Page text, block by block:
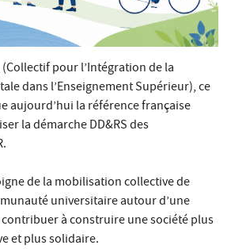
(Collectif pour l’Intégration de la
dans l’Enseignement Supérieur), ce
aujourd’hui la référence française
la démarche DD&RS des
de la mobilisation collective de
universitaire autour d’une
à construire une société plus
et plus solidaire.